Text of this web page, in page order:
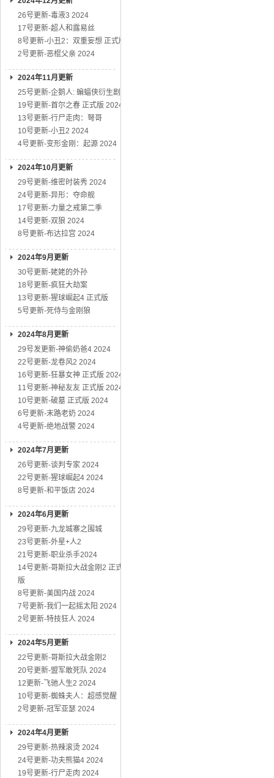
26号更新-毒液3 2024
17号更新-超人和露易丝
8号更新-小丑2：双重妄想 正式版
2号更新-恶棍父亲 2024
2024年11月更新
25号更新-企鹅人: 蝙蝠侠衍生剧
19号更新-首尔之春 正式版 2024
13号更新-行尸走肉：弩哥
10号更新-小丑2 2024
4号更新-变形金刚：起源 2024
2024年10月更新
29号更新-维密时装秀 2024
24号更新-异形：夺命舰
17号更新-力量之戒第二季
14号更新-双狼 2024
8号更新-布达拉宫 2024
2024年9月更新
30号更新-姥姥的外孙
18号更新-疯狂大劫案
13号更新-猩球崛起4 正式版
5号更新-死侍与金刚狼
2024年8月更新
29号发更新-神偷奶爸4 2024
22号更新-龙卷风2 2024
16号更新-狂暴女神 正式版 2024
11号更新-神秘友友 正式版 2024
10号更新-破墓 正式版 2024
6号更新-末路老奶 2024
4号更新-绝地战警 2024
2024年7月更新
26号更新-谈判专家 2024
22号更新-猩球崛起4 2024
8号更新-和平饭店 2024
2024年6月更新
29号更新-九龙城寨之围城
23号更新-外星+人2
21号更新-职业杀手2024
14号更新-哥斯拉大战金刚2 正式
版
8号更新-美国内战 2024
7号更新-我们一起摇太阳 2024
2号更新-特技狂人 2024
2024年5月更新
22号更新-哥斯拉大战金刚2
20号更新-盟军敢死队 2024
12更新-飞驰人生2 2024
10号更新-蜘蛛夫人：超感觉醒
2号更新-冠军亚瑟 2024
2024年4月更新
29号更新-热辣滚烫 2024
24号更新-功夫熊猫4 2024
19号更新-行尸走肉 2024